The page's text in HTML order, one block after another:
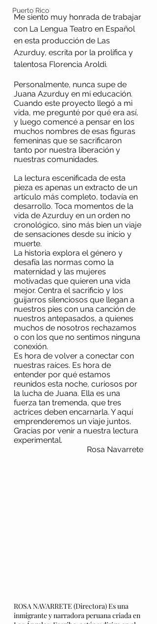
Puerto Rico
Me siento muy honrada de trabajar
con La Lengua Teatro en Español
en esta producción de Las
Azurduy, escrita por la prolífica y
talentosa Florencia Aroldi.
Personalmente, nunca supe de
Juana Azurduy en mi educación.
Cuando este proyecto llegó a mi
vida, me pregunté por qué era así,
y luego comencé a pensar en los
muchos nombres de esas figuras
femeninas que se sacrificaron
tanto por nuestra liberación y
nuestras comunidades.
La lectura escenificada de esta
pieza es apenas un extracto de un
artículo más completo, todavía en
desarrollo. Toca momentos de la
vida de Azurduy en un orden no
cronológico, sino más bien un viaje
de sensaciones desde su inicio y
muerte.
La historia explora el género y
desafía las normas como la
maternidad y las mujeres
motivadas que quieren una vida
mejor. Centra el sacrificio y los
guijarros silenciosos que llegan a
nuestros pies con una canción de
nuestros antepasados, a quienes
muchos de nosotros rechazamos
o con los que no sentimos ninguna
conexión.
Es hora de volver a conectar con
nuestras raíces. Es hora de
entender por qué estamos
reunidos esta noche, curiosos por
la lucha de Juana. Ella es una
fuerza tan tremenda, que tres
actrices deben encarnarla. Y aquí
emprenderemos un viaje juntos.
Gracias por venir a nuestra lectura
experimental.
Rosa Navarrete
ROSA NAVARRETE (Directora) Es una
inmigrante y narradora peruana criada en